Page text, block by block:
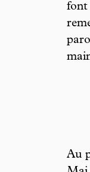
font
Au